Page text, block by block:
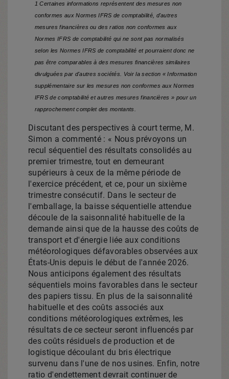
1 Certaines informations représentent des mesures non
conformes aux Normes IFRS de comptabilité, d'autres
mesures financières ou des ratios non conformes aux
Normes IFRS de comptabilité qui ne sont pas normalisés
selon les Normes IFRS de comptabilité et pourraient donc ne
pas être comparables à des mesures financières similaires
divulguées par d'autres sociétés. Voir la section « Information
supplémentaire sur les mesures non conformes aux Normes
IFRS de comptabilité et autres mesures financières » pour un
rapprochement complet des montants.
Discutant des perspectives à court terme, M.
Simon a commenté : « Nous prévoyons un
recul séquentiel des résultats consolidés au
premier trimestre, tout en demeurant
supérieurs à ceux de la même période de
l'exercice précédent, et ce, pour un sixième
trimestre consécutif. Dans le secteur de
l'emballage, la baisse séquentielle attendue
découle de la saisonnalité habituelle de la
demande ainsi que de la hausse des coûts de
transport et d'énergie liée aux conditions
météorologiques défavorables observées aux
États-Unis depuis le début de l'année 2026.
Nous anticipons également des résultats
séquentiels moins favorables dans le secteur
des papiers tissu. En plus de la saisonnalité
habituelle et des coûts associés aux
conditions météorologiques extrêmes, les
résultats de ce secteur seront influencés par
des coûts résiduels de production et de
logistique découlant du bris électrique
survenu dans l'une de nos usines. Enfin, notre
ratio d'endettement devrait continuer de